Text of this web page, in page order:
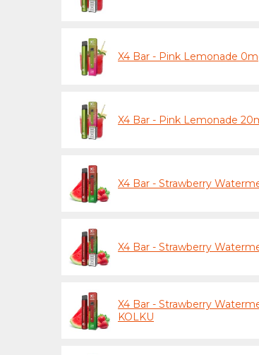
X4 Bar - Pink Lemonade
X4 Bar - Pink Lemonade
X4 Bar - Strawberry
X4 Bar - Strawberry
X4 Bar - Strawberry
KOLKU